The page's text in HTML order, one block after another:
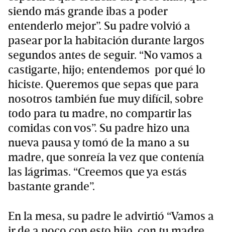
siendo más grande ibas a poder
entenderlo mejor”. Su padre volvió a
pasear por la habitación durante largos
segundos antes de seguir. “No vamos a
castigarte, hijo; entendemos por qué lo
hiciste. Queremos que sepas que para
nosotros también fue muy difícil, sobre
todo para tu madre, no compartir las
comidas con vos”. Su padre hizo una
nueva pausa y tomó de la mano a su
madre, que sonreía la vez que contenía
las lágrimas. “Creemos que ya estás
bastante grande”.
En la mesa, su padre le advirtió “Vamos a